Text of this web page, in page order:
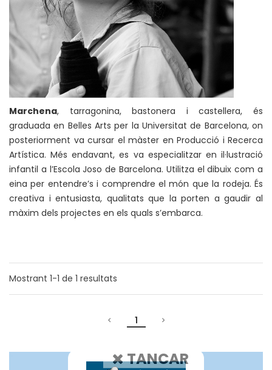
Marchena, tarragonina, bastonera i castellera, és
graduada en Belles Arts per la Universitat de Barcelona, on
posteriorment va cursar el màster en Producció i Recerca
Artística. Més endavant, es va especialitzar en il·lustració
infantil a l’Escola Joso de Barcelona. Utilitza el dibuix com a
eina per entendre’s i comprendre el món que la rodeja. És
creativa i entusiasta, qualitats que la porten a gaudir al
màxim dels projectes en els quals s’embarca.
Mostrant 1-1 de 1 resultats
1
TANCAR